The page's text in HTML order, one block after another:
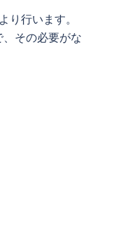
り行います。
その必要がな